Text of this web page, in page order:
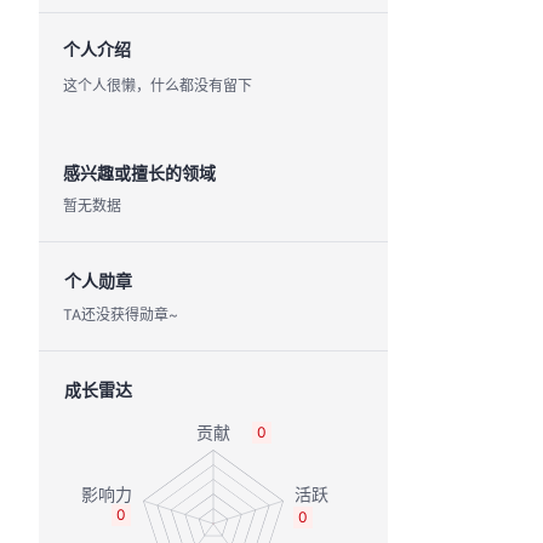
个人介绍
这个人很懒，什么都没有留下
感兴趣或擅长的领域
暂无数据
个人勋章
TA还没获得勋章~
成长雷达
0
0
0